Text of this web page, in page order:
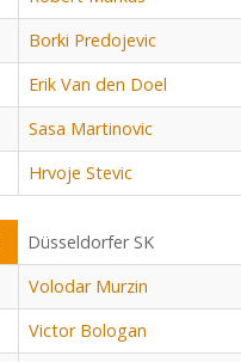
Borki Predojevic
Erik Van den Doel
Sasa Martinovic
Hrvoje Stevic
Düsseldorfer SK
Volodar Murzin
Victor Bologan